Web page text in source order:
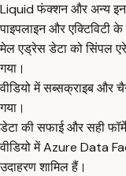
Liquid फंक्शन और अन्य
पाइपलाइन और एक्टिविटी
मेल एड्रेस डेटा को सिंपल
गया।
वीडियो में सब्सक्राइब और
गया।
डेटा की सफाई और सही
वीडियो में Azure Data
उदाहरण शामिल हैं।